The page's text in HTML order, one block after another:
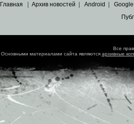
Главная | Архив новостей | Android | Google
Все
Основными материалами сайта являются архивные